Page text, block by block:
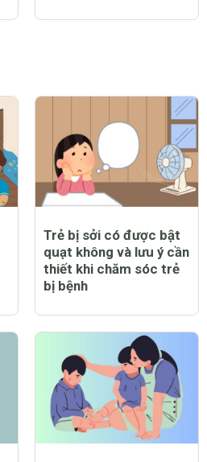
Trẻ bị sởi có được bật
quạt không và lưu ý cần
thiết khi chăm sóc trẻ
bị bệnh